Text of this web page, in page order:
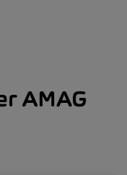
AMAG